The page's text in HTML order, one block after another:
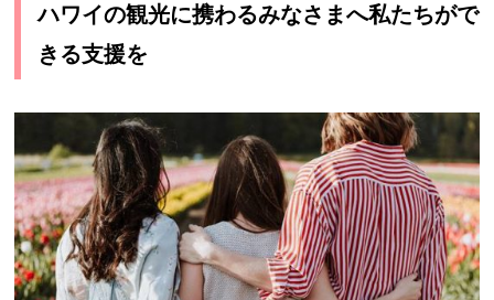
ハワイの観光に携わるみなさまへ私たちがで
きる支援を